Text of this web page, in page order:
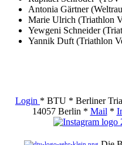
Antonia Gärtner
Marie Ulrich (Triathlon
Yewgeni Schneider
Yannik Duft (Triathlon
Login * BTU * Berliner
14057 Berlin * Mail *